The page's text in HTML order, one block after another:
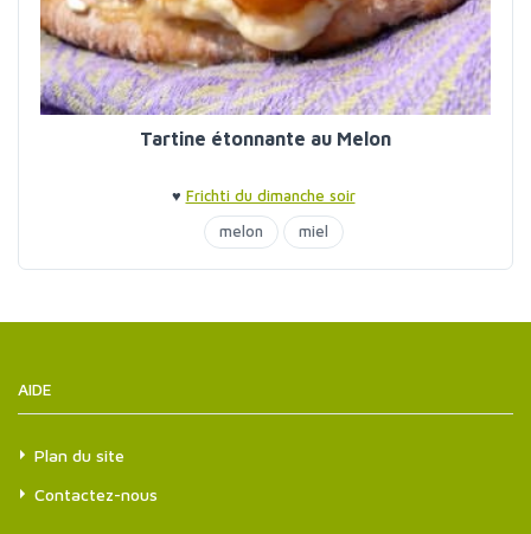
Tartine étonnante au Melon
♥ Frichti du dimanche soir
melon
miel
AIDE
Plan du site
Contactez-nous